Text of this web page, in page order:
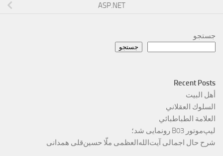
ASP.NET
جستجو
جستجو
Recent Posts
أهل البيت
السلوك العقلاني
العلامة الطباطبائي
لیپ‌موتور B03 رونمایی شد؛
شرح حال اجمالی آیت‌الله‌العظمی ملّا حسین‌قلی همدانی